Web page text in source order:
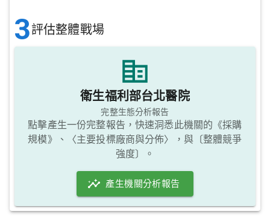
3評估整體戰場
衛生福利部台北醫院
完整生態分析報告
點擊產生一份完整報告，快速洞悉此機關的《採購
規模》、〈主要投標廠商與分佈〉，與〔整體競爭
強度〕。
產生機關分析報告